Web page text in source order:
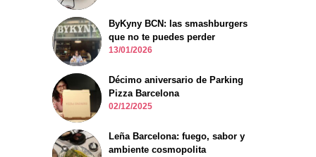
ByKyny BCN: las smashburgers
que no te puedes perder
13/01/2026
Décimo aniversario de Parking
Pizza Barcelona
02/12/2025
Leña Barcelona: fuego, sabor y
ambiente cosmopolita